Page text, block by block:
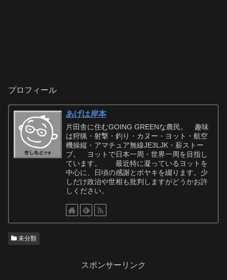
プロフィール
あげは岸本
片田舎に住むGOING GREENな農民。 趣味
は狩猟・射撃・釣り・カヌー・ヨット・航空
機操縦・アマチュア無線JE3LJK・薪ストー
ブ。 ヨットで日本一周・世界一周を目指し
ています。 最近特に凝っているヨットを
中心に、日頃の感謝とボヤキを綴ります。少
しだけ政治や世相も批判しますがどうかお許
しください。
未分類
スポンサーリンク